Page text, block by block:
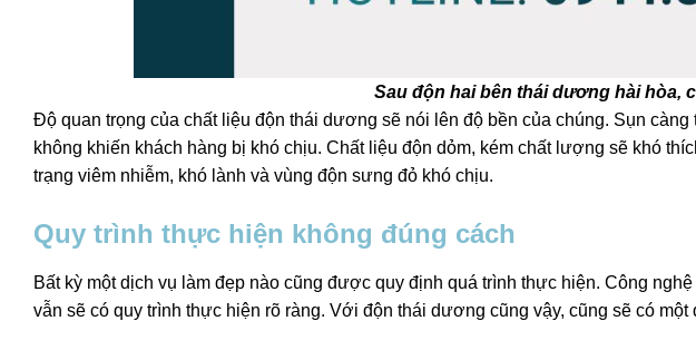
Sau độn hai bên thái dương hài hòa,
Độ quan trọng của chất liệu độn thái dương sẽ nói lên độ bền của chúng. Sụn
không khiến khách hàng bị khó chịu. Chất liệu độn dỏm, kém chất lượng sẽ khó
trạng viêm nhiễm, khó lành và vùng độn sưng đỏ khó chịu.
Quy trình thực hiện không đúng cách
Bất kỳ một dịch vụ làm đẹp nào cũng được quy định quá trình thực hiện. Công
vẫn sẽ có quy trình thực hiện rõ ràng. Với độn thái dương cũng vậy, cũng sẽ có một